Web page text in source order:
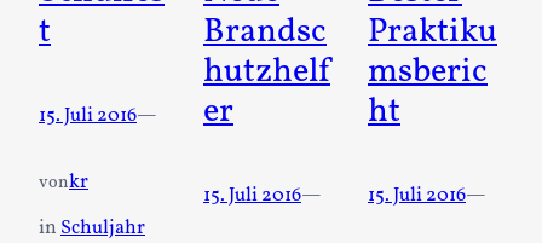
t
15. Juli 2016—
vonkr
inSchuljahr
Brandsc
hutzhelf
er
15. Juli 2016—
Praktiku
msberic
ht
15. Juli 2016—